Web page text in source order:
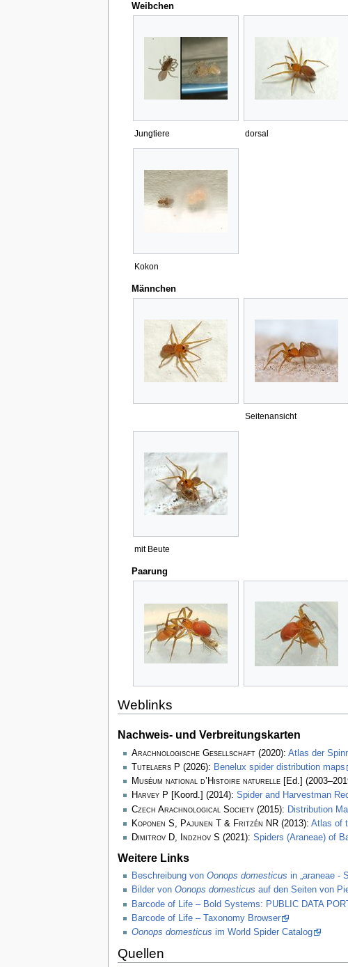
Weibchen
Jungtiere dorsal
Kokon
Männchen
Seitenansicht
mit Beute
Paarung
Weblinks
Nachweis- und Verbreitungskarten
Arachnologische Gesellschaft(2020): Atlas der
Tutelaers P (2026): Benelux spider distribution maps
Muséum national d’Histoire naturelle[Ed.]
Harvey P [Koord.] (2014): Spider and Harvestman
Czech Arachnological Society(2015): Distribution
Koponen S, Pajunen T & Fritzén NR(2013): Atlas of
Dimitrov D, Indzhov S (2021): Spiders (Araneae) of
Weitere Links
Beschreibung von Oonops domesticus in „araneae -
Bilder von Oonops domesticus auf den Seiten von
Barcode of Life – Bold Systems: PUBLIC DATA
Barcode of Life – Taxonomy Browser
Oonops domesticus im World Spider Catalog
Quellen